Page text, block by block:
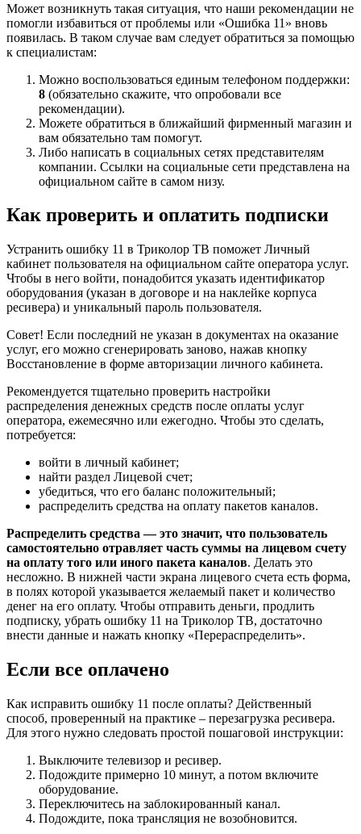
Может возникнуть такая ситуация, что наши рекомендации не
помогли избавиться от проблемы или «Ошибка 11» вновь
появилась. В таком случае вам следует обратиться за помощью
к специалистам:
Можно воспользоваться единым телефоном поддержки:
8 (обязательно скажите, что опробовали все
рекомендации).
Можете обратиться в ближайший фирменный магазин и
вам обязательно там помогут.
Либо написать в социальных сетях представителям
компании. Ссылки на социальные сети представлена на
официальном сайте в самом низу.
Как проверить и оплатить подписки
Устранить ошибку 11 в Триколор ТВ поможет Личный
кабинет пользователя на официальном сайте оператора услуг.
Чтобы в него войти, понадобится указать идентификатор
оборудования (указан в договоре и на наклейке корпуса
ресивера) и уникальный пароль пользователя.
Совет! Если последний не указан в документах на оказание
услуг, его можно сгенерировать заново, нажав кнопку
Восстановление в форме авторизации личного кабинета.
Рекомендуется тщательно проверить настройки
распределения денежных средств после оплаты услуг
оператора, ежемесячно или ежегодно. Чтобы это сделать,
потребуется:
войти в личный кабинет;
найти раздел Лицевой счет;
убедиться, что его баланс положительный;
распределить средства на оплату пакетов каналов.
Распределить средства — это значит, что пользователь
самостоятельно отравляет часть суммы на лицевом счету
на оплату того или иного пакета каналов. Делать это
несложно. В нижней части экрана лицевого счета есть форма,
в полях которой указывается желаемый пакет и количество
денег на его оплату. Чтобы отправить деньги, продлить
подписку, убрать ошибку 11 на Триколор ТВ, достаточно
внести данные и нажать кнопку «Перераспределить».
Если все оплачено
Как исправить ошибку 11 после оплаты? Действенный
способ, проверенный на практике – перезагрузка ресивера.
Для этого нужно следовать простой пошаговой инструкции:
Выключите телевизор и ресивер.
Подождите примерно 10 минут, а потом включите
оборудование.
Переключитесь на заблокированный канал.
Подождите, пока трансляция не возобновится.